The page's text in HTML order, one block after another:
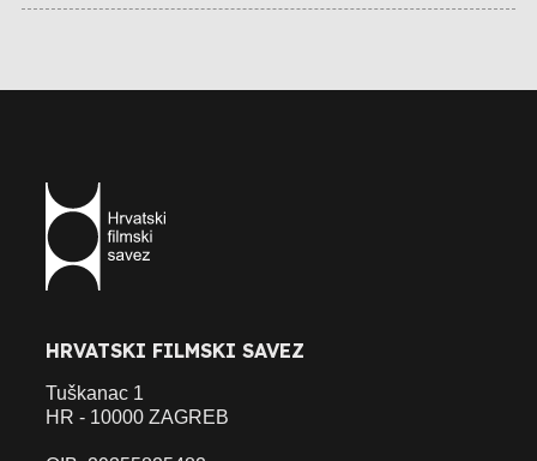
HRVATSKI FILMSKI SAVEZ
Tuškanac 1
HR - 10000 ZAGREB